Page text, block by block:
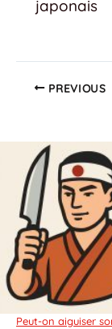
japonais
PREVIOUS
Peut-on aiguiser